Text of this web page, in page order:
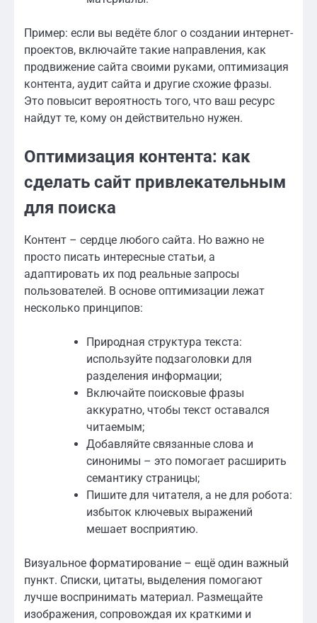
Пример: если вы ведёте блог о создании интернет-
проектов, включайте такие направления, как
продвижение сайта своими руками, оптимизация
контента, аудит сайта и другие схожие фразы.
Это повысит вероятность того, что ваш ресурс
найдут те, кому он действительно нужен.
Оптимизация контента: как
сделать сайт привлекательным
для поиска
Контент – сердце любого сайта. Но важно не
просто писать интересные статьи, а
адаптировать их под реальные запросы
пользователей. В основе оптимизации лежат
несколько принципов:
Природная структура текста:
используйте подзаголовки для
разделения информации;
Включайте поисковые фразы
аккуратно, чтобы текст оставался
читаемым;
Добавляйте связанные слова и
синонимы – это помогает расширить
семантику страницы;
Пишите для читателя, а не для робота:
избыток ключевых выражений
мешает восприятию.
Визуальное форматирование – ещё один важный
пункт. Списки, цитаты, выделения помогают
лучше воспринимать материал. Размещайте
изображения, сопровождая их краткими и